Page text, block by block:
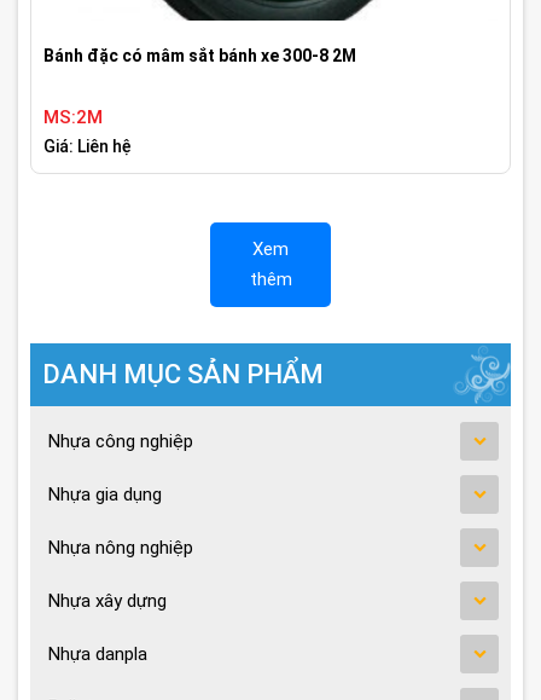
Bánh đặc có mâm sắt bánh xe 300-8 2M
MS:2M
Giá: Liên hệ
Xem
thêm
DANH MỤC SẢN PHẨM
Nhựa công nghiệp
Nhựa gia dụng
Nhựa nông nghiệp
Nhựa xây dựng
Nhựa danpla